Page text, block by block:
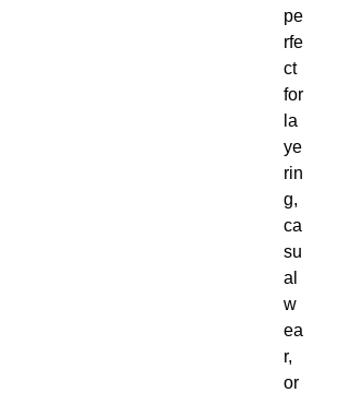
pe
rfe
ct
for
la
ye
rin
g,
ca
su
al
w
ea
r,
or